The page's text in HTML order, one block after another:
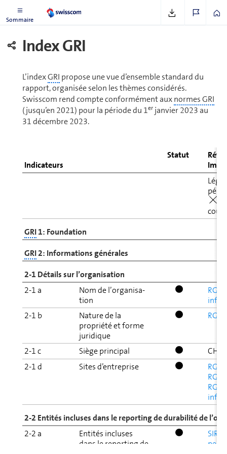
Sommaire
Index et appendice
Index GRI
L’indexGRI propose une vue d’ensemble standard du
rapport, organisée selon les thèmes considérés.
Swisscom rend compte conformément auxnormes GRI
(jusqu’en 2021) pour la période du 1er janvier 2023 au
31 décembre 2023.
Indicateurs
Statut
GRI1: Foundation
GRI2: In­for­ma­tions gé­né­rales
2-1 Détails sur l’or­ga­ni­sa­tion
2-1 a
Nom de l’or­ga­ni­sa­
tion
RG:
2-1 b
Nature de la
propriété et forme
juridique
RG:
2-1 c Siège principal
CH-
2-1 d
Sites d’en­tre­prise
RG:
RG:
RG:
2-2 Entités incluses dans le reporting de durabilité de
2-2 a
Entités incluses
dans le reporting de
SIR: